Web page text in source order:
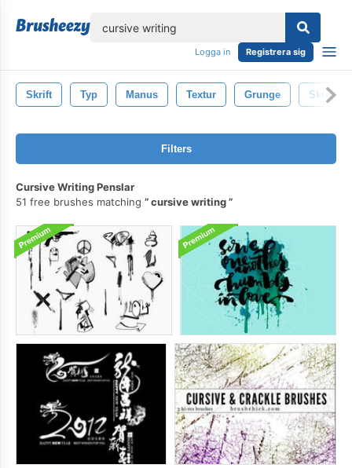
Logga in Registrera sig
Skrift Typ Manus Textur Grunge Skriva
Filters
Cursive Writing Penslar
51 free brushes matching
cursive writing